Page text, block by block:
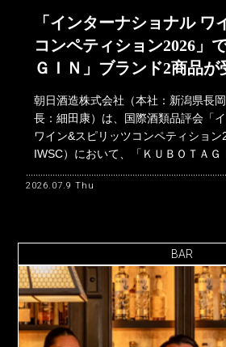
「インターナショナル
コンペティション2026」
ＧＩＮ」ブランド2商品が
朝日酒造株式会社（本社：新潟県長
長：細田康）は、国際酒類品評会「
ワイン&スピリッツコンペティショ
IWSC）において、「ＫＵＢＯＴＡＧ
2026.07.9 Thu
BAR